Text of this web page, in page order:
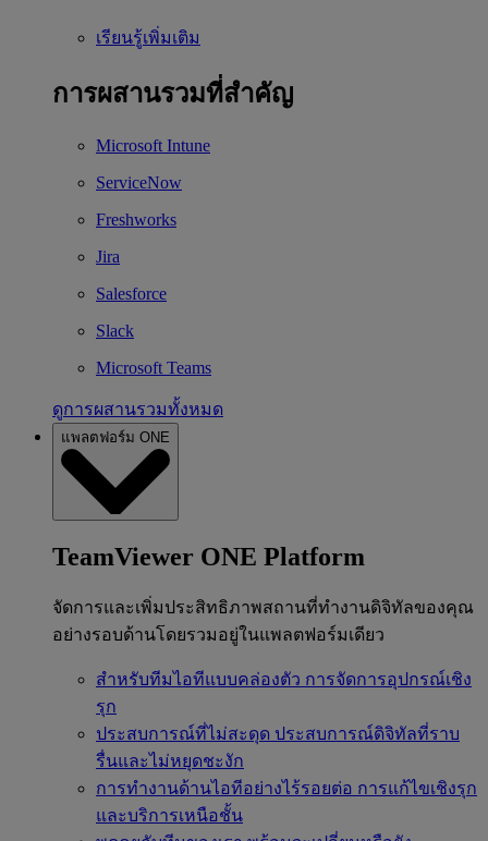
เรียนรู้เพิ่มเติม
การผสานรวมที่สำคัญ
Microsoft Intune
ServiceNow
Freshworks
Jira
Salesforce
Slack
Microsoft Teams
ดูการผสานรวมทั้งหมด
แพลตฟอร์ม ONE
TeamViewer ONE Platform
จัดการและเพิ่มประสิทธิภาพสถานที่ทำงานดิจิทัลของคุณ
อย่างรอบด้านโดยรวมอยู่ในแพลตฟอร์มเดียว
สำหรับทีมไอทีแบบคล่องตัว การจัดการอุปกรณ์เชิง
รุก
ประสบการณ์ที่ไม่สะดุด ประสบการณ์ดิจิทัลที่ราบ
รื่นและไม่หยุดชะงัก
การทำงานด้านไอทีอย่างไร้รอยต่อ การแก้ไขเชิงรุก
และบริการเหนือชั้น